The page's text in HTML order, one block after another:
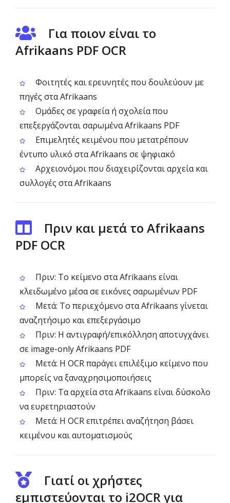
Για ποιον είναι το
Afrikaans PDF OCR
Φοιτητές και ερευνητές που δουλεύουν με
πηγές στα Afrikaans
Ομάδες σε γραφεία ή σχολεία που
επεξεργάζονται σαρωμένα Afrikaans PDF
Επιμελητές κειμένου που μετατρέπουν
έντυπο υλικό στα Afrikaans σε ψηφιακό
Αρχειονόμοι που διαχειρίζονται αρχεία και
συλλογές στα Afrikaans
Πριν και μετά το Afrikaans
PDF OCR
Πριν: Το κείμενο στα Afrikaans είναι
κλειδωμένο μέσα σε εικόνες σαρωμένων PDF
Μετά: Το περιεχόμενο στα Afrikaans γίνεται
αναζητήσιμο και επεξεργάσιμο
Πριν: Η αντιγραφή/επικόλληση αποτυγχάνει
σε image-only Afrikaans PDF
Μετά: Η OCR παράγει επιλέξιμο κείμενο που
μπορείς να ξαναχρησιμοποιήσεις
Πριν: Τα αρχεία στα Afrikaans είναι δύσκολο
να ευρετηριαστούν
Μετά: Η OCR επιτρέπει αναζήτηση βάσει
κειμένου και αυτοματισμούς
Γιατί οι χρήστες
εμπιστεύονται το i2OCR για